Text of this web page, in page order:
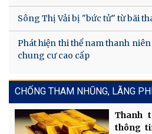
Sông Thị Vải bị "bức tử" từ bãi
Phát hiện thi thể nam thanh
chung cư cao cấp
CHỐNG THAM NHŨNG, LÃNG PHÍ
Thanh
thông